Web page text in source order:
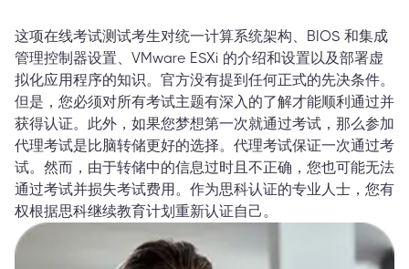
这项在线考试测试考生对统一计算系统架构、BIOS 和集成
管理控制器设置、VMware ESXi 的介绍和设置以及部署虚
拟化应用程序的知识。官方没有提到任何正式的先决条件。
但是，您必须对所有考试主题有深入的了解才能顺利通过并
获得认证。此外，如果您梦想第一次就通过考试，那么参加
代理考试是比脑转储更好的选择。代理考试保证一次通过考
试。然而，由于转储中的信息过时且不正确，您也可能无法
通过考试并损失考试费用。作为思科认证的专业人士，您有
权根据思科继续教育计划重新认证自己。